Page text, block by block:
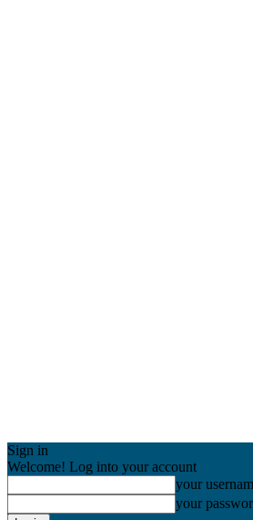
Sign in
Welcome! Log into your account
your
your